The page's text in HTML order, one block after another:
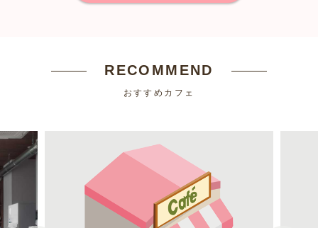
RECOMMEND
おすすめカフェ